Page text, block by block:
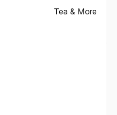
Tea & More